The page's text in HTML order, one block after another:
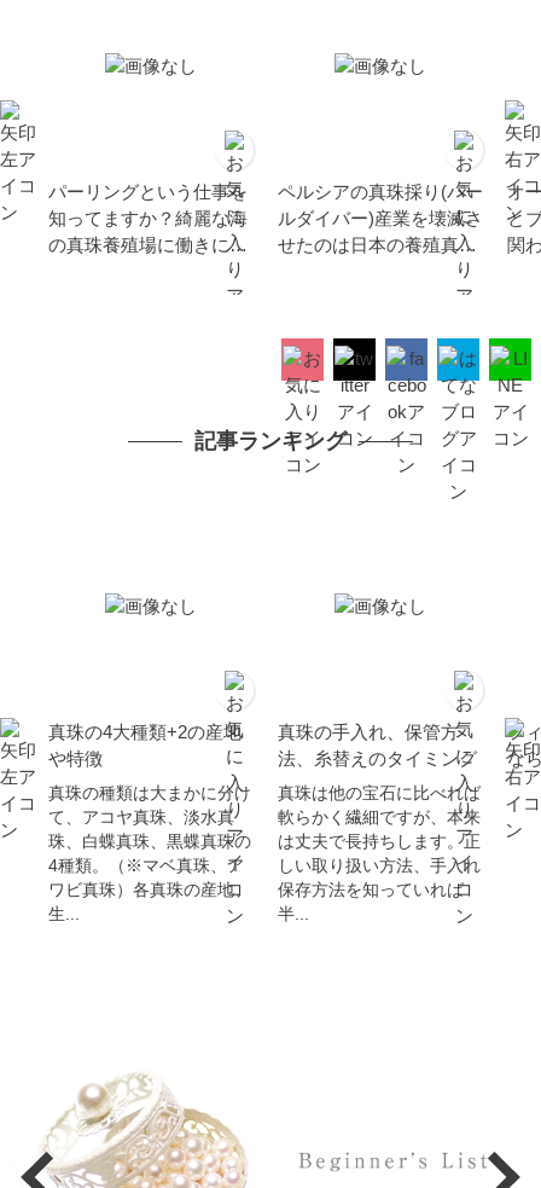
パーリングという仕事を
知ってますか？綺麗な海
の真珠養殖場に働きに行
ペルシアの真珠採り(パー
ルダイバー)産業を壊滅さ
せたのは日本の養殖真珠
だったのか？いや濡れ衣
オ
と
関
記事ランキング
真珠の4大種類+2の産地
や特徴
真珠の種類は大まかに分け
て、アコヤ真珠、淡水真
珠、白蝶真珠、黒蝶真珠の
4種類。（※マベ真珠、ア
ワビ真珠）各真珠の産地、
生...
真珠の手入れ、保管方
法、糸替えのタイミング
真珠は他の宝石に比べれば
軟らかく繊細ですが、本来
は丈夫で長持ちします。正
しい取り扱い方法、手入れ
保存方法を知っていれば
半...
フ
な